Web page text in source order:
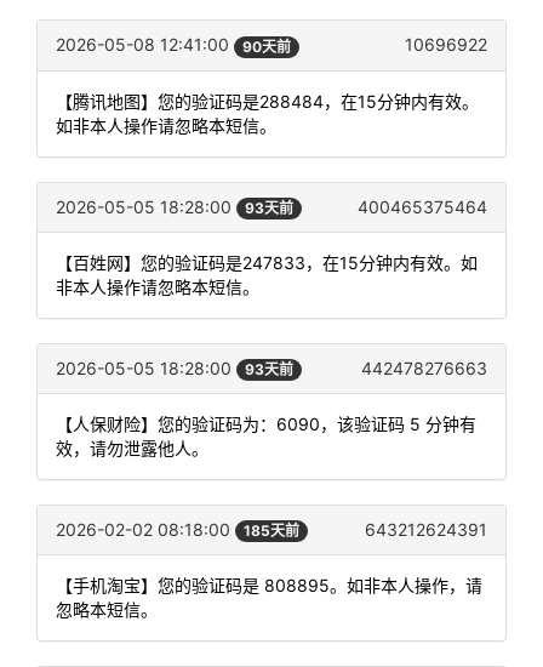
2026-05-08 12:41:00 90天前 10696922
【腾讯地图】您的验证码是288484，在15分钟内有效。
如非本人操作请忽略本短信。
2026-05-05 18:28:00 93天前 400465375464
【百姓网】您的验证码是247833，在15分钟内有效。如
非本人操作请忽略本短信。
2026-05-05 18:28:00 93天前 442478276663
【人保财险】您的验证码为：6090，该验证码 5 分钟有
效，请勿泄露他人。
2026-02-02 08:18:00 185天前 643212624391
【手机淘宝】您的验证码是 808895。如非本人操作，请
忽略本短信。